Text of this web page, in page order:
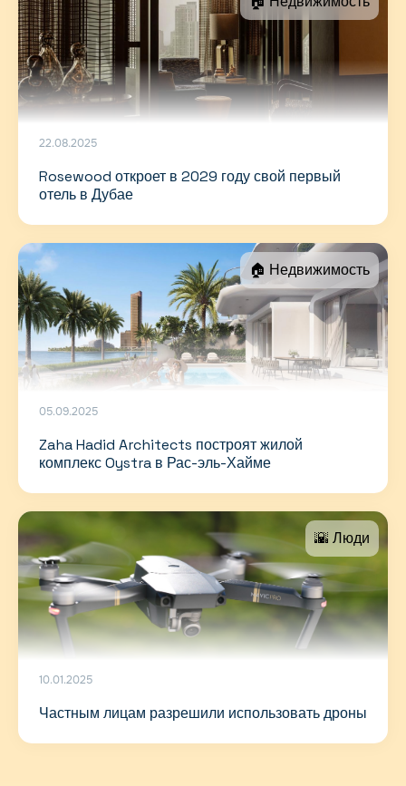
22.08.2025
Rosewood откроет в 2029 году свой первый
отель в Дубае
🏠 Недвижимость
05.09.2025
Zaha Hadid Architects построят жилой
комплекс Oystra в Рас-эль-Хайме
🌇 Люди
10.01.2025
Частным лицам разрешили использовать дроны